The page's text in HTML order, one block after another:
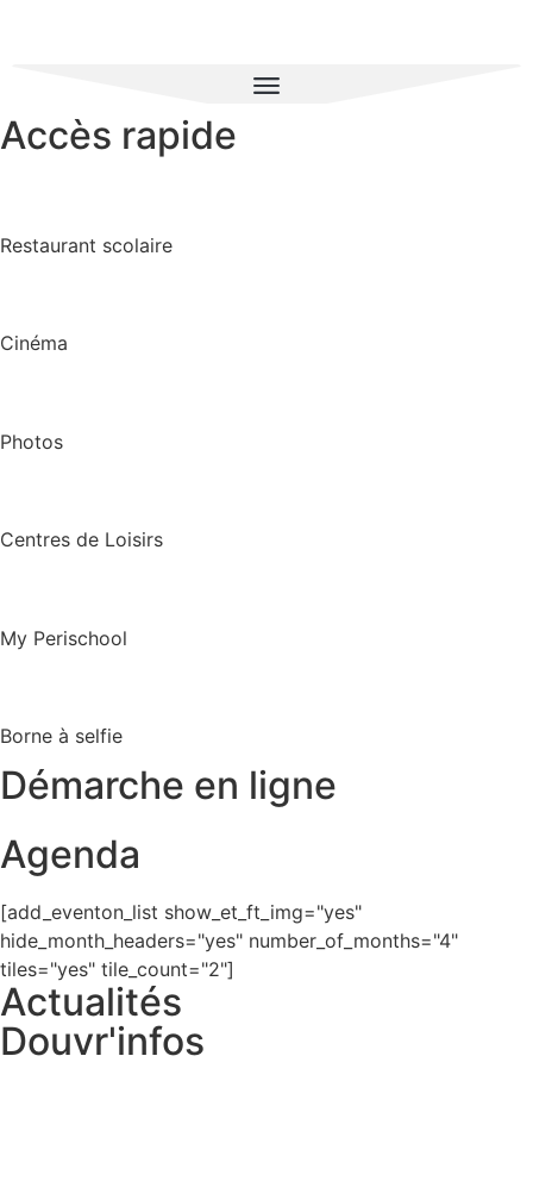
Accès rapide
Restaurant scolaire
Cinéma
Photos
Centres de Loisirs
My Perischool
Borne à selfie
Démarche en ligne
Agenda
[add_eventon_list show_et_ft_img="yes"
hide_month_headers="yes" number_of_months="4"
tiles="yes" tile_count="2"]
Actualités
Douvr'infos